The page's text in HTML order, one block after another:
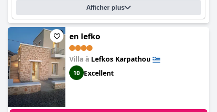
Afficher plus
en lefko
Villa à Lefkos Karpathou
10 Excellent